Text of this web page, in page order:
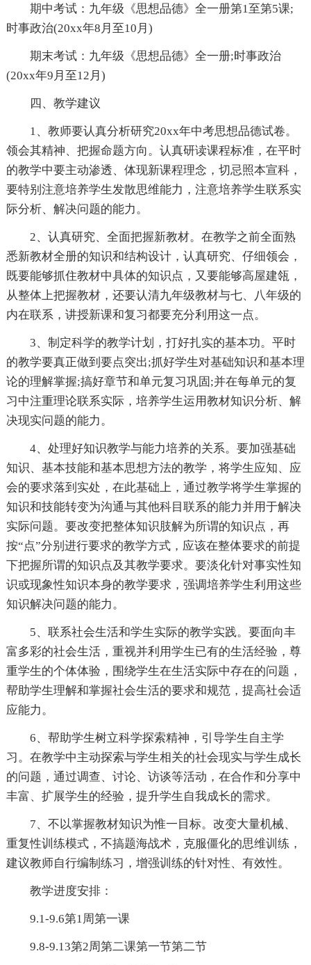
期中考试：九年级《思想品德》全一册第1至第5课;
时事政治(20xx年8月至10月)
期末考试：九年级《思想品德》全一册;时事政治
(20xx年9月至12月)
四、教学建议
1、教师要认真分析研究20xx年中考思想品德试卷。
领会其精神、把握命题方向。认真研读课程标准，在平时
的教学中要主动渗透、体现新课程理念，切忌照本宣科，
要特别注意培养学生发散思维能力，注意培养学生联系实
际分析、解决问题的能力。
2、认真研究、全面把握新教材。在教学之前全面熟
悉新教材全册的知识和结构设计，认真研究、仔细领会，
既要能够抓住教材中具体的知识点，又要能够高屋建瓴，
从整体上把握教材，还要认清九年级教材与七、八年级的
内在联系，讲授新课和复习都要充分利用这一点。
3、制定科学的教学计划，打好扎实的基本功。平时
的教学要真正做到要点突出;抓好学生对基础知识和基本理
论的理解掌握;搞好章节和单元复习巩固;并在每单元的复
习中注重理论联系实际，培养学生运用教材知识分析、解
决现实问题的能力。
4、处理好知识教学与能力培养的关系。要加强基础
知识、基本技能和基本思想方法的教学，将学生应知、应
会的要求落到实处，在此基础上，通过教学将学生掌握的
知识和技能转变为沟通与其他科目联系的能力并用于解决
实际问题。要改变把整体知识肢解为所谓的知识点，再
按“点”分别进行要求的教学方式，应该在整体要求的前提
下把握所谓的知识点及其教学要求。要淡化针对事实性知
识或现象性知识本身的教学要求，强调培养学生利用这些
知识解决问题的能力。
5、联系社会生活和学生实际的教学实践。要面向丰
富多彩的社会生活，重视并利用学生已有的生活经验，尊
重学生的个体体验，围绕学生在生活实际中存在的问题，
帮助学生理解和掌握社会生活的要求和规范，提高社会适
应能力。
6、帮助学生树立科学探索精神，引导学生自主学
习。在教学中主动探索与学生相关的社会现实与学生成长
的问题，通过调查、讨论、访谈等活动，在合作和分享中
丰富、扩展学生的经验，提升学生自我成长的需求。
7、不以掌握教材知识为惟一目标。改变大量机械、
重复性训练模式，不搞题海战术，克服僵化的思维训练，
建议教师自行编制练习，增强训练的针对性、有效性。
教学进度安排：
9.1-9.6第1周第一课
9.8-9.13第2周第二课第一节第二节